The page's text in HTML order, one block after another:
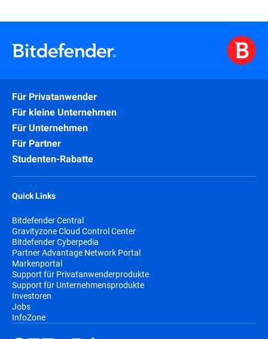
Für Privatanwender
Für kleine Unternehmen
Für Unternehmen
Für Partner
Studenten-Rabatte
Quick Links
Bitdefender Central
Gravityzone Cloud Control Center
Bitdefender Cyberpedia
Partner Advantage Network Portal
Markenportal
Support für Privatanwenderprodukte
Support für Unternehmensprodukte
Investoren
Jobs
InfoZone